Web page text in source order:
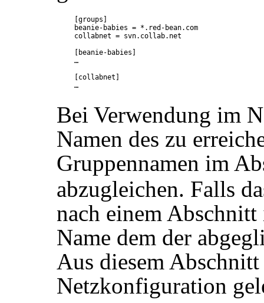
[groups]
beanie-babies = *.red-bean.com
collabnet = svn.collab.net
[beanie-babies]
…
[collabnet]
…
Bei Verwendung im
Namen des zu
Gruppennamen im
abzugleichen. Falls
nach einem
Name dem der
Aus diesem
Netzkonfiguration